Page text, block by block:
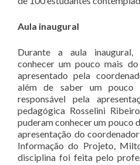
Aula inaugural
Durante a aula inaugural,
conhecer um pouco mais
apresentado pela
além de saber um
responsável pela
pedagógica Rosselini
puderam conhecer um pouco
apresentação do
Informação do Projeto,
disciplina foi feita pelo